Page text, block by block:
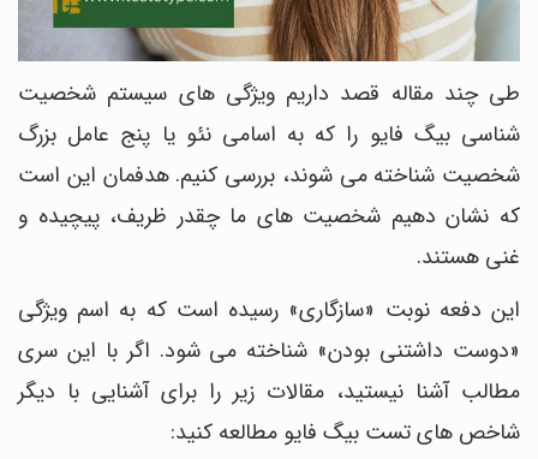
طی چند مقاله قصد داریم ویژگی های سیستم شخصیت
شناسی بیگ فایو را که به اسامی نئو یا پنج عامل بزرگ
شخصیت شناخته می شوند، بررسی کنیم. هدفمان این است
که نشان دهیم شخصیت های ما چقدر ظریف، پیچیده و
غنی هستند.
این دفعه نوبت «سازگاری» رسیده است که به اسم ویژگی
«دوست داشتنی بودن» شناخته می شود. اگر با این سری
مطالب آشنا نیستید، مقالات زیر را برای آشنایی با دیگر
شاخص های تست بیگ فایو مطالعه کنید: